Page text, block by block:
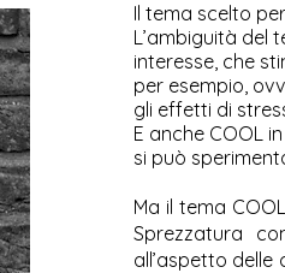
Il tema scelto
L’ambiguità del
interesse, che
per esempio,
gli effetti di
E anche COOL
si può
Ma il tema
Sprezzatura
all’aspetto